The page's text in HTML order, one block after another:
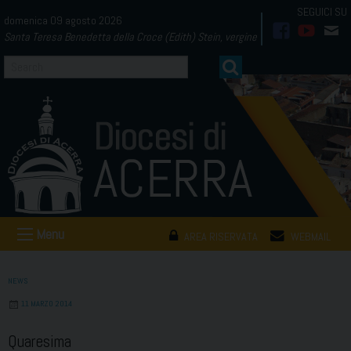
to
content
domenica 09 agosto 2026
Santa Teresa Benedetta della Croce (Edith) Stein, vergine
AREA RISERVATA WEBMAIL
Menu
NEWS
11 MARZO 2014
Quaresima